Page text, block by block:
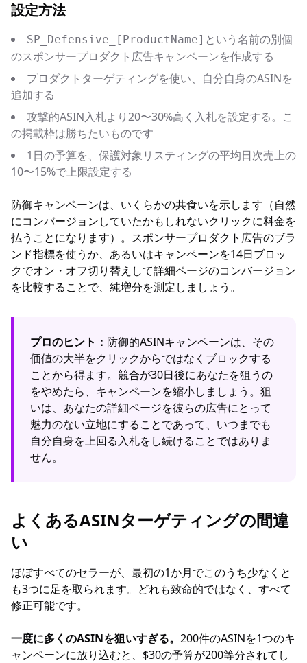
設定方法
SP_Defensive_[ProductName] という名前の別個
のスポンサープロダクト広告キャンペーンを作成する
プロダクトターゲティングを使い、自分自身のASINを
追加する
攻撃的ASIN入札より20〜30%高く入札を設定する。こ
の掲載枠は勝ちたいものです
1日の予算を、保護対象リスティングの平均日次売上の
10〜15%で上限設定する
防御キャンペーンは、いくらかの共食いを示します（自然
にコンバージョンしていたかもしれないクリックに料金を
払うことになります）。スポンサープロダクト広告のブラ
ンド指標を使うか、あるいはキャンペーンを14日ブロッ
クでオン・オフ切り替えして詳細ページのコンバージョン
を比較することで、純増分を測定しましょう。
プロのヒント： 防御的ASINキャンペーンは、その
価値の大半をクリックからではなくブロックする
ことから得ます。競合が30日後にあなたを狙うの
をやめたら、キャンペーンを縮小しましょう。狙
いは、あなたの詳細ページを彼らの広告にとって
魅力のない立地にすることであって、いつまでも
自分自身を上回る入札をし続けることではありま
せん。
よくあるASINターゲティングの間違
い
ほぼすべてのセラーが、最初の1か月でこのうち少なくと
も3つに足を取られます。どれも致命的ではなく、すべて
修正可能です。
一度に多くのASINを狙いすぎる。 200件のASINを1つのキ
ャンペーンに放り込むと、$30の予算が200等分されてし